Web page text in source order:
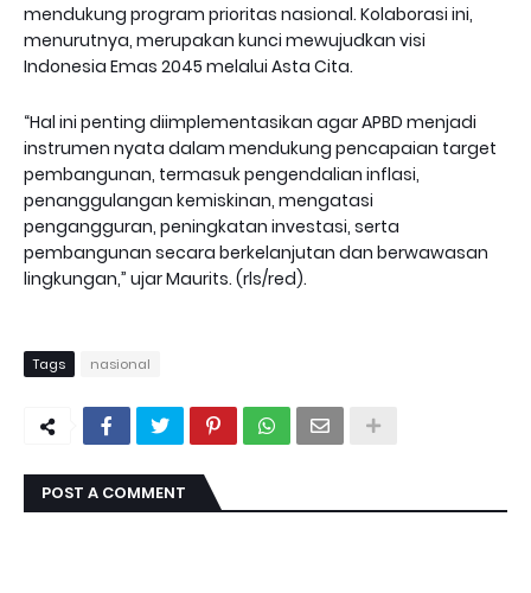
mendukung program prioritas nasional. Kolaborasi ini,
menurutnya, merupakan kunci mewujudkan visi
Indonesia Emas 2045 melalui Asta Cita.
“Hal ini penting diimplementasikan agar APBD menjadi
instrumen nyata dalam mendukung pencapaian target
pembangunan, termasuk pengendalian inflasi,
penanggulangan kemiskinan, mengatasi
pengangguran, peningkatan investasi, serta
pembangunan secara berkelanjutan dan berwawasan
lingkungan,” ujar Maurits. (rls/red).
Tags nasional
POST A COMMENT